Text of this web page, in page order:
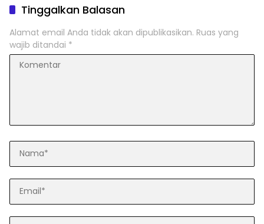
Tinggalkan Balasan
Alamat email Anda tidak akan dipublikasikan. Ruas yang
wajib ditandai *